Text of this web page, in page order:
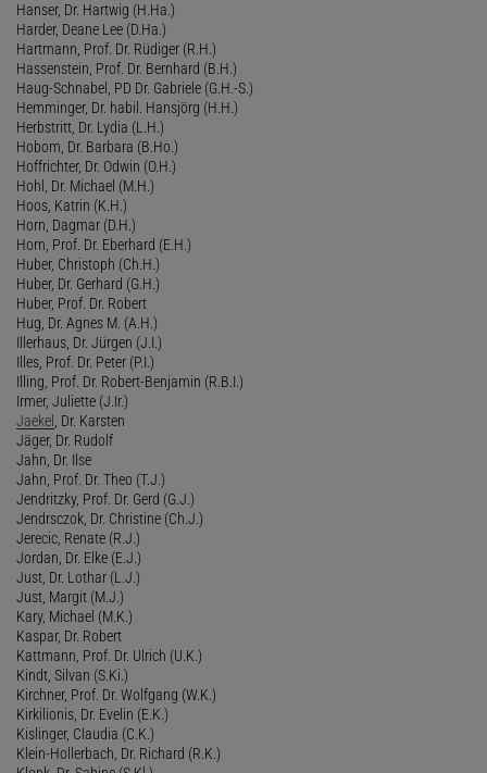
Hanser, Dr. Hartwig (H.Ha.)
Harder, Deane Lee (D.Ha.)
Hartmann, Prof. Dr. Rüdiger (R.H.)
Hassenstein, Prof. Dr. Bernhard (B.H.)
Haug-Schnabel, PD Dr. Gabriele (G.H.-S.)
Hemminger, Dr. habil. Hansjörg (H.H.)
Herbstritt, Dr. Lydia (L.H.)
Hobom, Dr. Barbara (B.Ho.)
Hoffrichter, Dr. Odwin (O.H.)
Hohl, Dr. Michael (M.H.)
Hoos, Katrin (K.H.)
Horn, Dagmar (D.H.)
Horn, Prof. Dr. Eberhard (E.H.)
Huber, Christoph (Ch.H.)
Huber, Dr. Gerhard (G.H.)
Huber, Prof. Dr. Robert
Hug, Dr. Agnes M. (A.H.)
Illerhaus, Dr. Jürgen (J.I.)
Illes, Prof. Dr. Peter (P.I.)
Illing, Prof. Dr. Robert-Benjamin (R.B.I.)
Irmer, Juliette (J.Ir.)
Jaekel , Dr. Karsten
Jäger, Dr. Rudolf
Jahn, Dr. Ilse
Jahn, Prof. Dr. Theo (T.J.)
Jendritzky, Prof. Dr. Gerd (G.J.)
Jendrsczok, Dr. Christine (Ch.J.)
Jerecic, Renate (R.J.)
Jordan, Dr. Elke (E.J.)
Just, Dr. Lothar (L.J.)
Just, Margit (M.J.)
Kary, Michael (M.K.)
Kaspar, Dr. Robert
Kattmann, Prof. Dr. Ulrich (U.K.)
Kindt, Silvan (S.Ki.)
Kirchner, Prof. Dr. Wolfgang (W.K.)
Kirkilionis, Dr. Evelin (E.K.)
Kislinger, Claudia (C.K.)
Klein-Hollerbach, Dr. Richard (R.K.)